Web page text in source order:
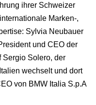
ihrer Schweizer
Marken-,
Sylvia Neubauer
und CEO der
Sergio Solero, der
wechselt und dort
von BMW Italia S.p.A